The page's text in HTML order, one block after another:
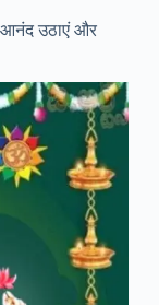
आनंद उठाएं और